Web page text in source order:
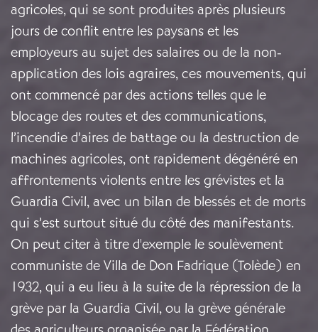
agricoles, qui se sont produites après plusieurs
jours de conflit entre les paysans et les
employeurs au sujet des salaires ou de la non-
application des lois agraires, ces mouvements, qui
ont commencé par des actions telles que le
blocage des routes et des communications,
l’incendie d’aires de battage ou la destruction de
machines agricoles, ont rapidement dégénéré en
affrontements violents entre les grévistes et la
Guardia Civil, avec un bilan de blessés et de morts
qui s’est surtout situé du côté des manifestants.
On peut citer à titre d'exemple le soulèvement
communiste de Villa de Don Fadrique (Tolède) en
1932, qui a eu lieu à la suite de la répression de la
grève par la Guardia Civil, ou la grève générale